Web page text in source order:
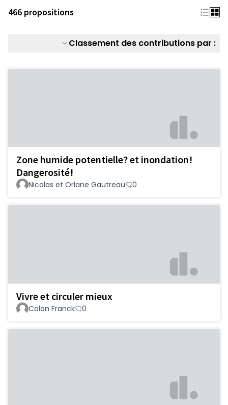
466 propositions
Classement des contributions par :
Zone humide potentielle? et inondation!
Dangerosité!
Nicolas et Orlane Gautreau 0
Vivre et circuler mieux
Colon Franck 0